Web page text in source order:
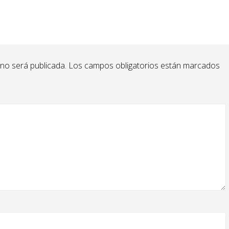
será publicada. Los campos obligatorios están marcados